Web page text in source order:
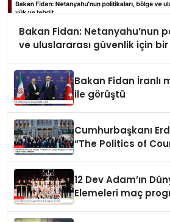
Bakan Fidan: Netanyahu’nun
ve uluslararası güvenlik için
Bakan Fidan İranlı
ile görüştü
Cumhurbaşkanı
“The Politics of
12 Dev Adam’ın
Elemeleri maç